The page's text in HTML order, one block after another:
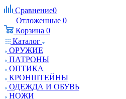
Сравнение0
Отложенные 0
Корзина 0
Каталог
ОРУЖИЕ
ПАТРОНЫ
ОПТИКА
КРОНШТЕЙНЫ
ОДЕЖДА И ОБУВЬ
НОЖИ